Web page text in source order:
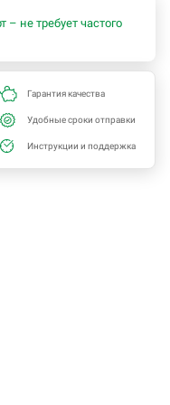
– не требует частого
Гарантия качества
Удобные сроки отправки
Инструкции и поддержка